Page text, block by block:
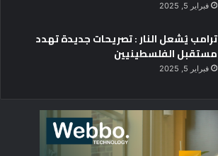
فبراير 5, 2025
ترامب يُشعل النار : تصريحات جديدة تهدد
مستقبل الفلسطينيين
فبراير 5, 2025